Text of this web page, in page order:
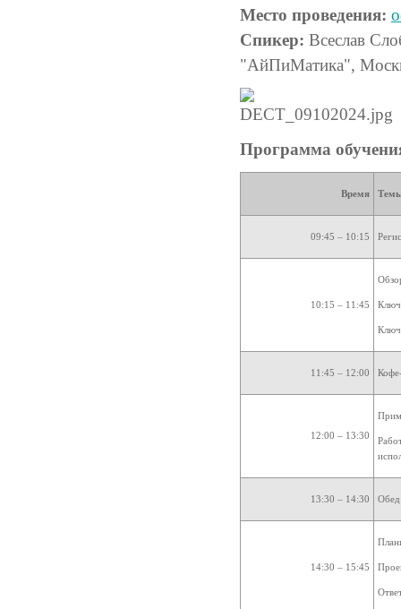
Место проведения:
Спикер: Всеслав
"АйПиМатика",
Программа
Время
09:45 – 10:15
10:15 – 11:45
11:45 – 12:00
12:00 – 13:30
13:30 – 14:30 Обед
14:30 – 15:45